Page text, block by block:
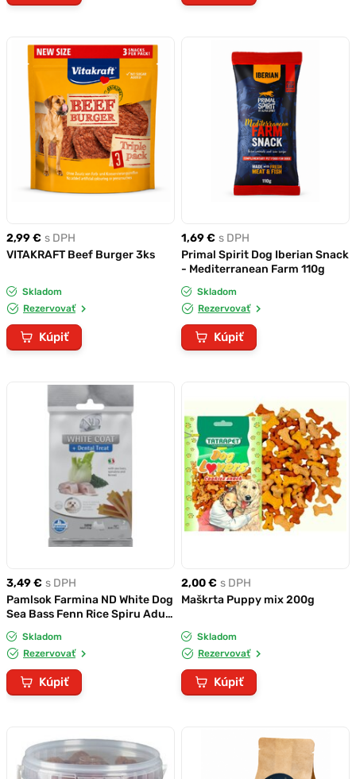
2,99 € s DPH
VITAKRAFT Beef Burger 3ks
Skladom
Rezervovať
Kúpiť
1,69 € s DPH
Primal Spirit Dog Iberian Snack
- Mediterranean Farm 110g
Skladom
Rezervovať
Kúpiť
3,49 € s DPH
Pamlsok Farmina ND White Dog
Sea Bass Fenn Rice Spiru Adult
Mini 60g/7ks
Skladom
Rezervovať
Kúpiť
2,00 € s DPH
Maškrta Puppy mix 200g
Skladom
Rezervovať
Kúpiť